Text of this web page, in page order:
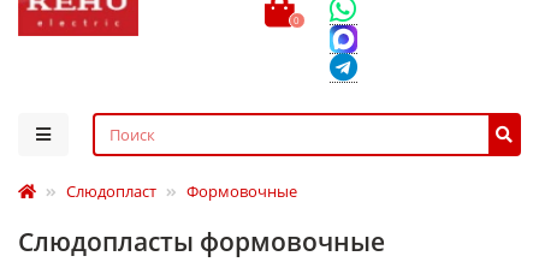
0
Слюдопласт Формовочные
Слюдопласты формовочные